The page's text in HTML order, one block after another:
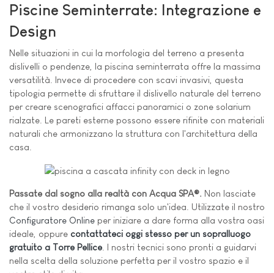
Piscine Seminterrate: Integrazione e
Design
Nelle situazioni in cui la morfologia del terreno a presenta
dislivelli o pendenze, la piscina seminterrata offre la massima
versatilità. Invece di procedere con scavi invasivi, questa
tipologia permette di sfruttare il dislivello naturale del terreno
per creare scenografici affacci panoramici o zone solarium
rialzate. Le pareti esterne possono essere rifinite con materiali
naturali che armonizzano la struttura con l'architettura della
casa.
Passate dal sogno alla realtà con Acqua SPA®. Non lasciate
che il vostro desiderio rimanga solo un'idea. Utilizzate il nostro
Configuratore Online per iniziare a dare forma alla vostra oasi
ideale, oppure contattateci oggi stesso per un sopralluogo
gratuito a Torre Pellice . I nostri tecnici sono pronti a guidarvi
nella scelta della soluzione perfetta per il vostro spazio e il